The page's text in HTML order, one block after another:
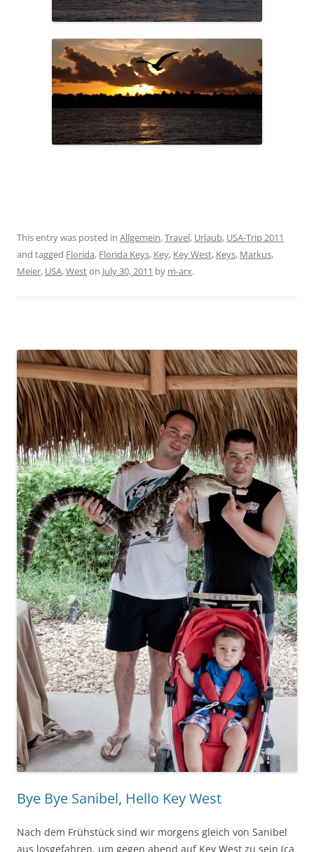
This entry was posted in Allgemein,Travel, Urlaub, USA-Trip 2011
and tagged Florida, Florida Keys, Key, Key West, Keys, Markus,
Meier, USA,Weston July 30, 2011 by m-arx.
Bye Bye Sanibel, Hello Key West
Nach dem Frühstück sind wir morgens gleich von Sanibel
aus losgefahren, um gegen abend auf Key West zu sein (ca